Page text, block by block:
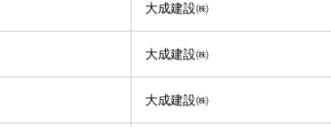
大成建設㈱
大成建設㈱
大成建設㈱